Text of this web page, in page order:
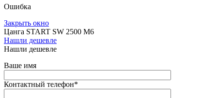
Ошибка
Закрыть окно
Цанга START SW 2500 М6
Нашли дешевле
Нашли дешевле
Ваше имя
Контактный телефон*